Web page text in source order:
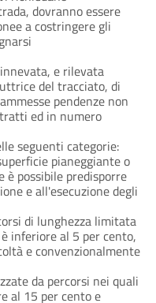
dovranno essere
a costringere gli
e rilevata
del tracciato, di
pendenze non
ed in numero
seguenti categorie:
pianeggiante o
è possibile predisporre
e all'esecuzione degli
di lunghezza limitata
inferiore al 5 per cento,
e convenzionalmente
da percorsi nei quali
al 15 per cento e